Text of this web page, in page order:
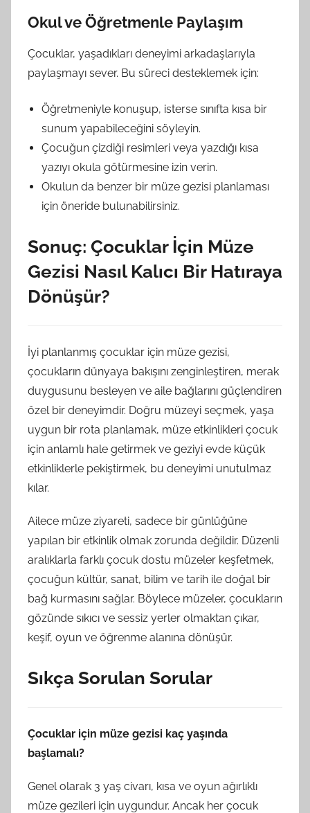
Okul ve Öğretmenle Paylaşım
Çocuklar, yaşadıkları deneyimi arkadaşlarıyla
paylaşmayı sever. Bu süreci desteklemek için:
Öğretmeniyle konuşup, isterse sınıfta kısa bir
sunum yapabileceğini söyleyin.
Çocuğun çizdiği resimleri veya yazdığı kısa
yazıyı okula götürmesine izin verin.
Okulun da benzer bir müze gezisi planlaması
için öneride bulunabilirsiniz.
Sonuç: Çocuklar İçin Müze
Gezisi Nasıl Kalıcı Bir Hatıraya
Dönüşür?
İyi planlanmış çocuklar için müze gezisi,
çocukların dünyaya bakışını zenginleştiren, merak
duygusunu besleyen ve aile bağlarını güçlendiren
özel bir deneyimdir. Doğru müzeyi seçmek, yaşa
uygun bir rota planlamak, müze etkinlikleri çocuk
için anlamlı hale getirmek ve geziyi evde küçük
etkinliklerle pekiştirmek, bu deneyimi unutulmaz
kılar.
Ailece müze ziyareti, sadece bir günlüğüne
yapılan bir etkinlik olmak zorunda değildir. Düzenli
aralıklarla farklı çocuk dostu müzeler keşfetmek,
çocuğun kültür, sanat, bilim ve tarih ile doğal bir
bağ kurmasını sağlar. Böylece müzeler, çocukların
gözünde sıkıcı ve sessiz yerler olmaktan çıkar,
keşif, oyun ve öğrenme alanına dönüşür.
Sıkça Sorulan Sorular
Çocuklar için müze gezisi kaç yaşında
başlamalı?
Genel olarak 3 yaş civarı, kısa ve oyun ağırlıklı
müze gezileri için uygundur. Ancak her çocuk